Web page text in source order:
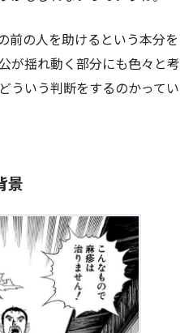
前の人を助けるという本分を
が揺れ動く部分にも色々と考
ういう判断をするのかってい
景